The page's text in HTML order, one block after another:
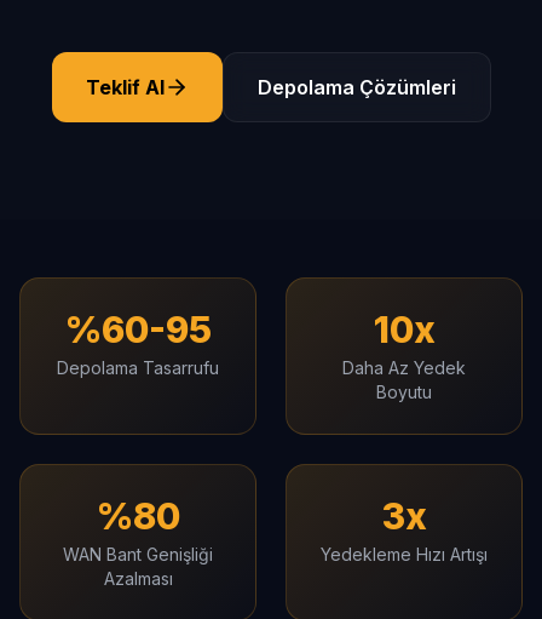
Teklif Al Depolama Çözümleri
%60-95
Depolama Tasarrufu
10x
Daha Az Yedek
Boyutu
%80
WAN Bant Genişliği
Azalması
3x
Yedekleme Hızı Artışı